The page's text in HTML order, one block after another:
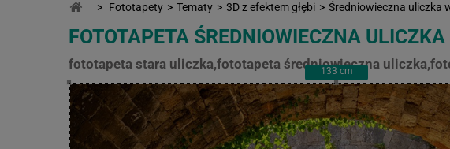
> Fototapety > Tematy > 3D z efektem głębi > Średniowieczna uliczka
FOTOTAPETA ŚREDNIOWIECZNA
fototapeta stara uliczka,fototapeta średniowieczna
133 cm